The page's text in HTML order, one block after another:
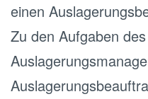
einen
Zu den Aufgaben